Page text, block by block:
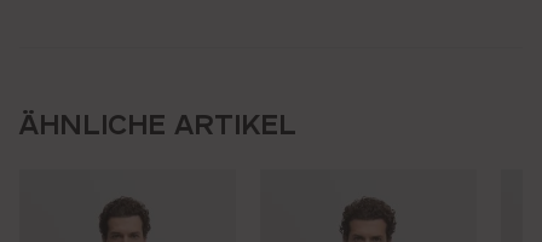
ÄHNLICHE ARTIKEL